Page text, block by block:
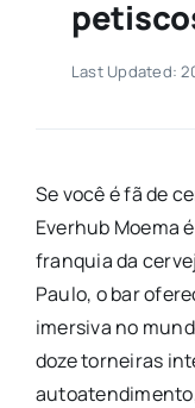
Last Updated:
Se você é fã de
Everhub Moema
franquia da
Paulo, o bar
imersiva no
doze torneiras